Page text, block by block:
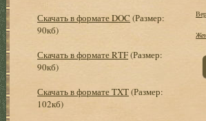
Скачать в формате DOC (Размер:
90кб)
Скачать в формате RTF(Размер:
90кб)
Скачать в формате TXT(Размер:
102кб)